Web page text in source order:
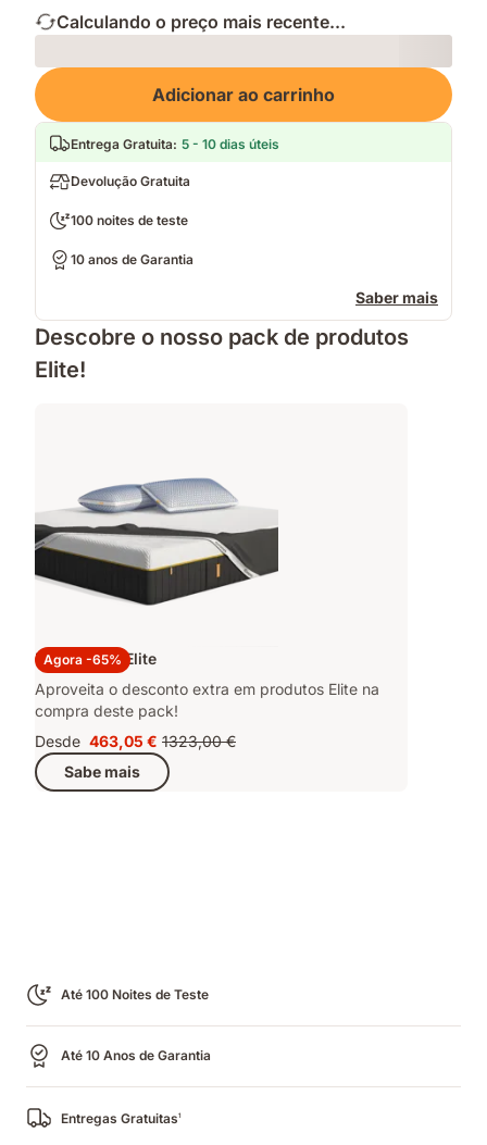
Calculando o preço mais recente...
Loading
Adicionar ao carrinho
Entrega Gratuita: 5 - 10 dias úteis
Devolução Gratuita
100 noites de teste
10 anos de Garantia
Saber mais
Descobre o nosso pack de produtos
Elite!
Agora -65%
Pack Emma Elite
Aproveita o desconto extra em produtos Elite na
compra deste pack!
Desde Preço
463,05 €
463,05 € Preço
original
1323,00 €
1323,00 €
Sabe mais
Até 100 Noites de Teste
Até 10 Anos de Garantia
Entregas Gratuitas1